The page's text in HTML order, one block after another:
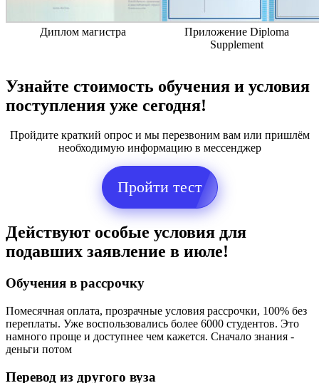
Диплом магистра
Приложение Diploma
Supplement
Узнайте стоимость обучения и условия
поступления уже сегодня!
Пройдите краткий опрос и мы перезвоним вам или пришлём
необходимую информацию в мессенджер
Пройти тест
Действуют особые условия для
подавших заявление в июле!
Обучения в рассрочку
Помесячная оплата, прозрачные условия рассрочки, 100% без
переплаты. Уже воспользовались более 6000 студентов. Это
намного проще и доступнее чем кажется. Сначало знания -
деньги потом
Перевод из другого вуза